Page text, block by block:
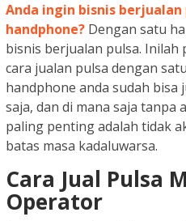
Anda ingin bisnis
handphone? Dengan satu
bisnis berjualan pulsa. Inilah
cara jualan pulsa dengan
handphone anda sudah bisa
saja, dan di mana saja tanpa
paling penting adalah tidak
batas masa kadaluwarsa.
Cara Jual Pulsa
Operator